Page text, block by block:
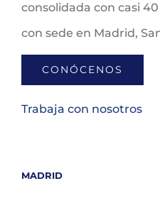
consolidada con casi
con sede en Madrid,
CONÓCENOS
Trabaja con nosotros
MADRID